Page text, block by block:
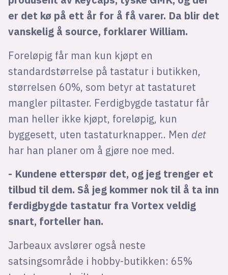
er det kø på ett år for å få varer. Da blir det
vanskelig å source, forklarer William.
Foreløpig får man kun kjøpt en
standardstørrelse på tastatur i butikken,
størrelsen 60%, som betyr at tastaturet
mangler piltaster. Ferdigbygde tastatur får
man heller ikke kjøpt, foreløpig, kun
byggesett, uten tastaturknapper.. Men det
har han planer om å gjøre noe med.
- Kundene etterspør det, og jeg trenger et
tilbud til dem. Så jeg kommer nok til å ta inn
ferdigbygde tastatur fra Vortex veldig
snart, forteller han.
Jarbeaux avslører også neste
satsingsområde i hobby-butikken: 65%